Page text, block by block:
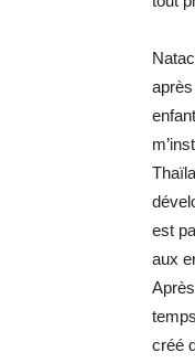
est
aux
créé